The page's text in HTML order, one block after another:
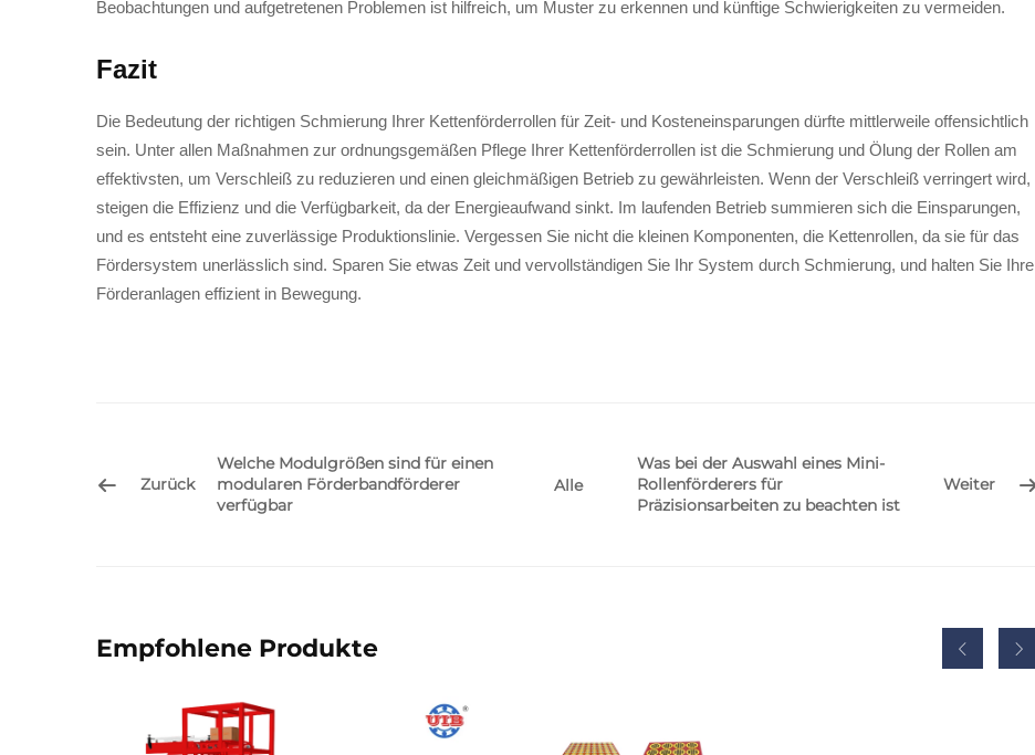
Beobachtungen und aufgetretenen Problemen ist hilfreich, um Muster zu erkennen und künftige Schwierigkeiten zu vermeiden.
Fazit
Die Bedeutung der richtigen Schmierung Ihrer Kettenförderrollen für Zeit- und Kosteneinsparungen dürfte mittlerweile offensichtlich
sein. Unter allen Maßnahmen zur ordnungsgemäßen Pflege Ihrer Kettenförderrollen ist die Schmierung und Ölung der Rollen am
effektivsten, um Verschleiß zu reduzieren und einen gleichmäßigen Betrieb zu gewährleisten. Wenn der Verschleiß verringert wird,
steigen die Effizienz und die Verfügbarkeit, da der Energieaufwand sinkt. Im laufenden Betrieb summieren sich die Einsparungen,
und es entsteht eine zuverlässige Produktionslinie. Vergessen Sie nicht die kleinen Komponenten, die Kettenrollen, da sie für das
Fördersystem unerlässlich sind. Sparen Sie etwas Zeit und vervollständigen Sie Ihr System durch Schmierung, und halten Sie Ihre
Förderanlagen effizient in Bewegung.
Zurück
Welche Modulgrößen sind für einen
modularen Förderbandförderer
verfügbar
Alle
Was bei der Auswahl eines Mini-
Rollenförderers für
Präzisionsarbeiten zu beachten ist
Weiter
Empfohlene Produkte